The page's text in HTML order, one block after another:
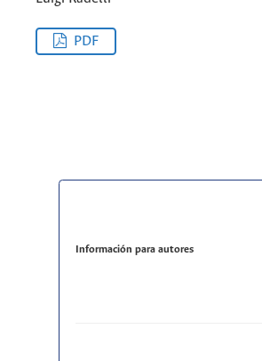
PDF
Información para autores